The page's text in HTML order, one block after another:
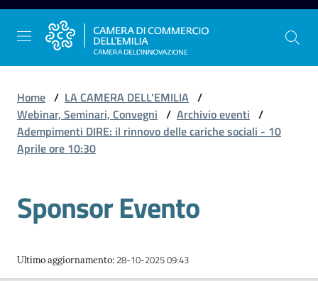
Vai al contenuto
Vai alla navigazione
Vai al footer
La
Camera
l'impresa
Home / LA CAMERA DELL'EMILIA /
Webinar, Seminari, Convegni / Archivio eventi /
Adempimenti DIRE: il rinnovo delle cariche sociali - 10
Aprile ore 10:30
Sponsor Evento
Ultimo aggiornamento: 28-10-2025 09:43